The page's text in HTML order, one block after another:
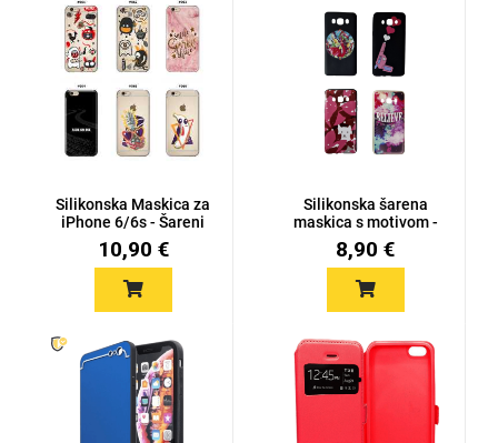
Silikonska Maskica za
iPhone 6/6s - Šareni
mot...
10,90 €
Silikonska šarena
maskica s motivom -
iPhone 6...
8,90 €
Doodles Apstraktni motivi
Monogrami Dječji motivi
Za nju